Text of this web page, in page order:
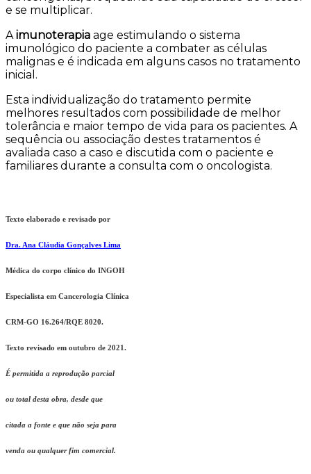
e se multiplicar.
Aimunoterapia age estimulando o sistema
imunológico do paciente a combater as células
malignas e é indicada em alguns casos no tratamento
inicial.
Esta individualização do tratamento permite
melhores resultados com possibilidade de melhor
tolerância e maior tempo de vida para os pacientes. A
sequência ou associação destes tratamentos é
avaliada caso a caso e discutida com o paciente e
familiares durante a consulta com o oncologista.
Texto elaborado e revisado por
Dra. Ana Cláudia Gonçalves Lima
Médica do corpo clínico do INGOH
Especialista em Cancerologia Clínica
CRM-GO 16.264/RQE 8020.
Texto revisado em outubro de 2021.
É permitida a reprodução parcial
ou total desta obra, desde que
citada a fonte e que não seja para
venda ou qualquer fim comercial.